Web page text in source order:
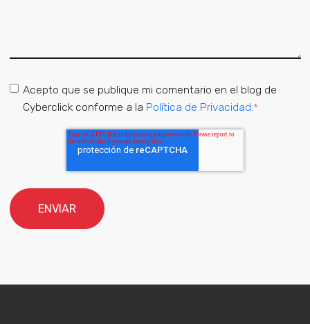
Acepto que se publique mi comentario en el blog de
Cyberclick conforme a la Política de Privacidad.*